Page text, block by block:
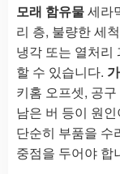
모래 함유물세라
리 층, 불량한 세
냉각 또는 열처리
할 수 있습니다.
키홈 오프셋, 공
남은 버 등이 원
단순히 부품을 수
중점을 두어야 합